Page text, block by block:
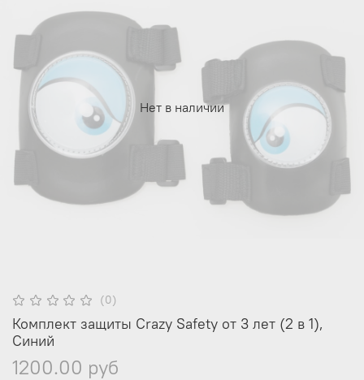
Нет в наличии
(0)
Комплект защиты Crazy Safety от 3 лет (2 в 1),
Синий
1200.00 руб